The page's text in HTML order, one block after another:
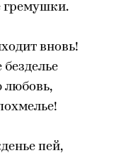
гремушки.
вновь!
любовь,
пей,